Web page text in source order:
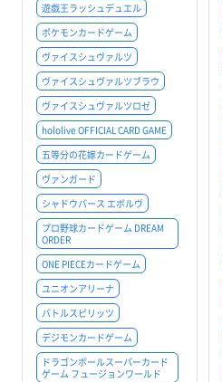
遊戯王ラッシュデュエル
ポケモンカードゲーム
ヴァイスシュヴァルツ
ヴァイスシュヴァルツブラウ
ヴァイスシュヴァルツロゼ
hololive OFFICIAL CARD GAME
五等分の花嫁カードゲーム
ヴァンガード
シャドウバース エボルヴ
プロ野球カードゲーム DREAM
ORDER
ONE PIECEカードゲーム
ユニオンアリーナ
バトルスピリッツ
デジモンカードゲーム
ドラゴンボールスーパーカード
ゲーム フュージョンワールド